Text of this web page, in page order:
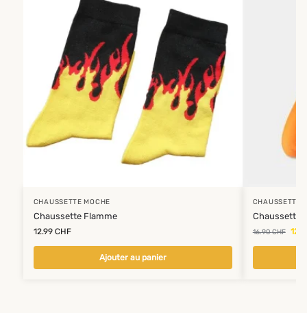
CHAUSSETTE MOCHE
Chaussette Flamme
12.99 CHF
Ajouter au panier
CHAUSSETTE
Chaussette
16.90CHF